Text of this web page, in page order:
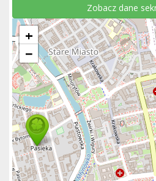
Zobacz dane
+
−